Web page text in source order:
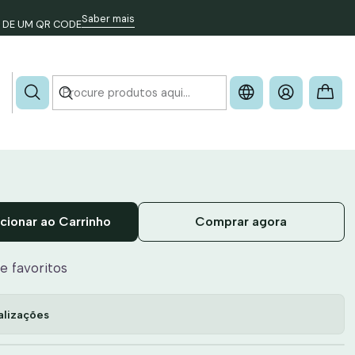
DE UM QR CODESaber mais
- SLIDER (Acessório)
ao Carrinho Comprar agora
favoritos